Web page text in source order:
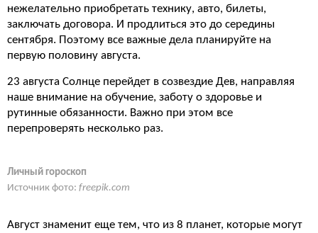
нежелательно приобретать технику, авто, билеты,
заключать договора. И продлиться это до середины
сентября. Поэтому все важные дела планируйте на
первую половину августа.
23 августа Солнце перейдет в созвездие Дев, направляя
наше внимание на обучение, заботу о здоровье и
рутинные обязанности. Важно при этом все
перепроверять несколько раз.
Личный гороскоп
Источник фото: freepik.com
Август знаменит еще тем, что из 8 планет, которые могут